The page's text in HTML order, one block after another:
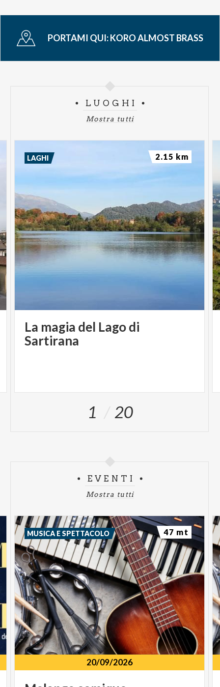
PORTAMI QUI:KORO ALMOST BRASS
LUOGHI
Mostra tutti
La magia del Lago di
Sartirana
LAGHI 2.15 km
1 20
EVENTI
Mostra tutti
20/09/2026
MUSICA E SPETTACOLO 47 mt